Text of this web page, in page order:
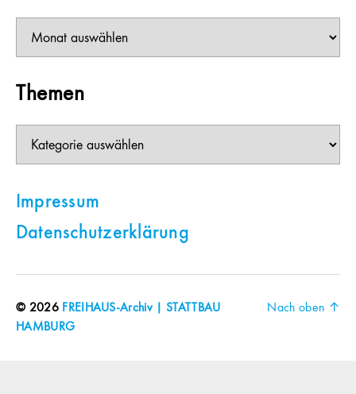
Themen
Impressum
Datenschutzerklärung
© 2026 FREIHAUS-Archiv | STATTBAU
HAMBURG
Nach oben ↑